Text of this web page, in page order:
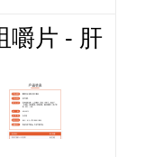
嚼片 - 肝